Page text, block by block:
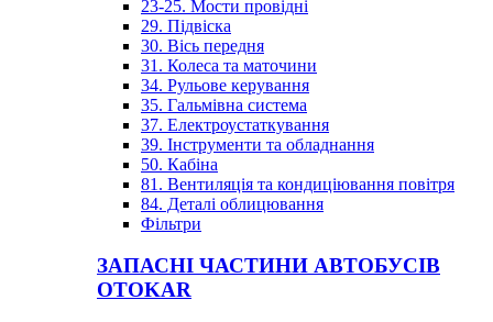
23-25. Мости провідні
29. Підвіска
30. Вісь передня
31. Колеса та маточини
34. Рульове керування
35. Гальмівна система
37. Електроустаткування
39. Інструменти та обладнання
50. Кабіна
81. Вентиляція та кондиціювання повітря
84. Деталі облицювання
Фільтри
ЗАПАСНІ ЧАСТИНИ АВТОБУСІВ
OTOKAR